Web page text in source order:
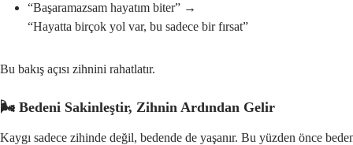
“Başaramazsam hayatım biter” →
“Hayatta birçok yol var, bu sadece bir fırsat”
Bu bakış açısı zihnini rahatlatır.
🌬️ Bedeni Sakinleştir, Zihnin Ardından Gelir
Kaygı sadece zihinde değil, bedende de yaşanır. Bu yüzden önce